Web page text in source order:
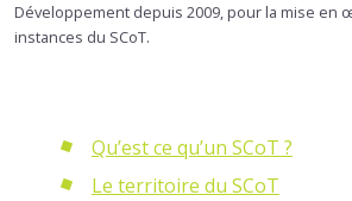
Développement depuis 2009, pour la mise en
instances du SCoT.
Qu’est ce qu’un SCoT ?
Le territoire du SCoT